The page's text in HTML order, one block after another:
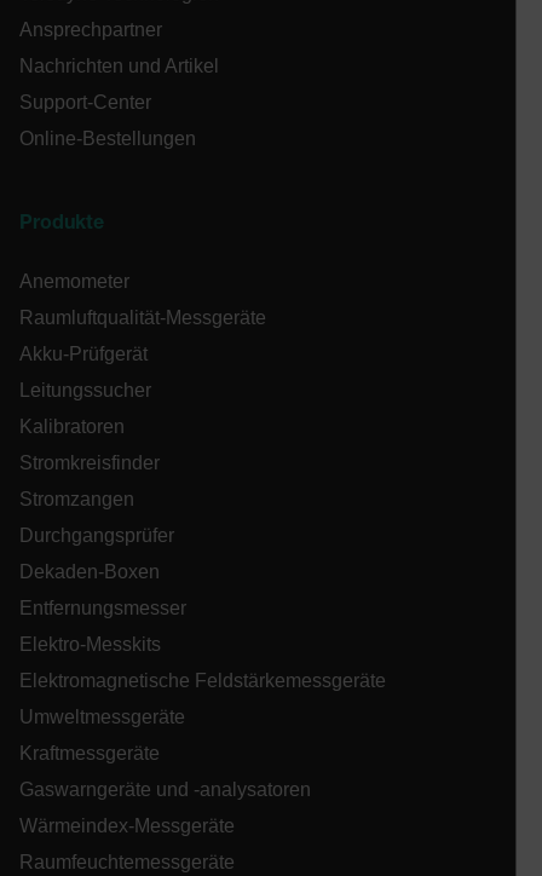
Ansprechpartner
Nachrichten und Artikel
Support-Center
Online-Bestellungen
Produkte
Anemometer
Raumluftqualität-Messgeräte
Akku-Prüfgerät
Leitungssucher
Kalibratoren
Stromkreisfinder
Stromzangen
Durchgangsprüfer
Dekaden-Boxen
Entfernungsmesser
Elektro-Messkits
Elektromagnetische Feldstärkemessgeräte
Umweltmessgeräte
Kraftmessgeräte
Gaswarngeräte und -analysatoren
Wärmeindex-Messgeräte
Raumfeuchtemessgeräte
x-ms-cpim-cache|[-
__epiXSRF
Language
tdflang
tdfdomain
.AspNetCore.Correlation.[-